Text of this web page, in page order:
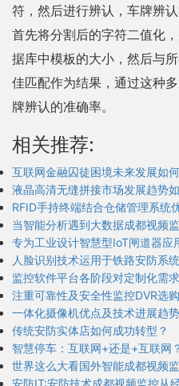
符，然后进行辨认，车牌辨
首先将分割后的字符二值化
据库中模板的大小，然后与
佳匹配作为结果，通过这种
牌辨认的准确率。
相关推荐:
互联网金融囚徒困境未来发展如
液晶高清无缝拼接市场发展趋势
RFID手持终端结合仓储管理系统
当智能分析遇到大数据成都视频
专为工业设计智慧型IoT闸道器应
人脸识别技术运用于铁路安防系统
监控软件平台各阶段对定制化需
注重可靠性及安全性监控DVR选
一体化摄像机优点及技术进展趋
传统安防实体店如何成功转型？
智慧停车：互联网+还是+互联网
世界这么大看国外智能成都视频
安防IT:安防技术成都视频监控从